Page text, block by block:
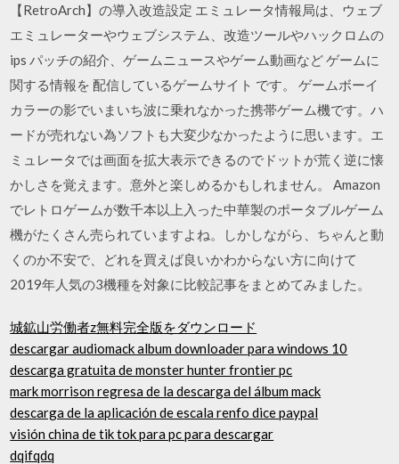
【RetroArch】の導入改造設定 エミュレータ情報局は、ウェブ
エミュレーターやウェブシステム、改造ツールやハックロムの
ips パッチの紹介、ゲームニュースやゲーム動画など ゲームに
関する情報を 配信しているゲームサイト です。 ゲームボーイ
カラーの影でいまいち波に乗れなかった携帯ゲーム機です。ハ
ードが売れない為ソフトも大変少なかったように思います。エ
ミュレータでは画面を拡大表示できるのでドットが荒く逆に懐
かしさを覚えます。意外と楽しめるかもしれません。 Amazon
でレトロゲームが数千本以上入った中華製のポータブルゲーム
機がたくさん売られていますよね。しかしながら、ちゃんと動
くのか不安で、どれを買えば良いかわからない方に向けて
2019年人気の3機種を対象に比較記事をまとめてみました。
城鉱山労働者z無料完全版をダウンロード
descargar audiomack album downloader para windows 10
descarga gratuita de monster hunter frontier pc
mark morrison regresa de la descarga del álbum mack
descarga de la aplicación de escala renfo dice paypal
visión china de tik tok para pc para descargar
dqifqdq